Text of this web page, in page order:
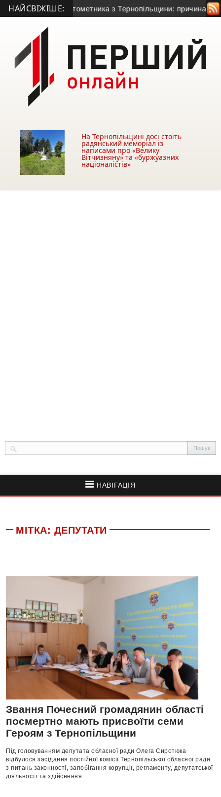
НАЙСВІЖІШЕ:
гранатометника з Тернопільщини: причина смерті –
На Тернопільщині досі стоїть
радянський меморіал із
написами про «Велику
Вітчизняну» та «буржуазних
націоналістів»
НАВІГАЦІЯ
МІТКА: ДЕПУТАТИ
Звання Почесний громадянин області
посмертно мають присвоїти семи
Героям з Тернопільщини
Під головуванням депутата обласної ради Олега Сиротюка
відбулося засідання постійної комісії Тернопільської обласної ради
з питань законності, запобігання корупції, регламенту, депутатської
діяльності та здійснення...